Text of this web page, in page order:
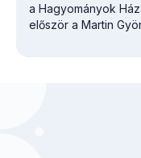
a Hagyományok
először a Martin